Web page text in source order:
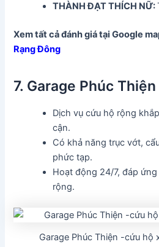
THÀNH ĐẠT THÍCH NỮ:
Xem tất cả đánh giá tại Google
Rạng Đông
7. Garage Phúc Thiện
Dịch vụ cứu hộ rộng
cận.
Có khả năng trục vớt,
phức tạp.
Hoạt động 24/7, đáp
rộng.
Garage Phúc Thiện -cứu hộ